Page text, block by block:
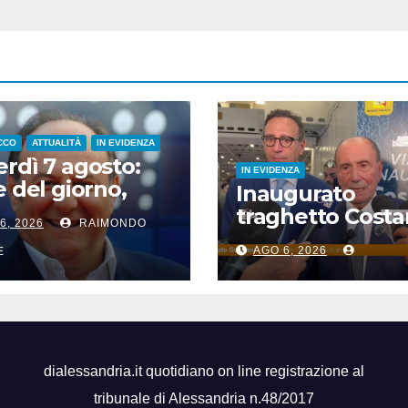
ATTUALITÀ IN EVIDENZA
7 agosto:
del giorno,
del giorno, nati
accadde
2026 RAIMONDO
IN EVIDENZA
Inaugurato
traghetto
di Sicilia,
“Mantenuto
impegni presi”
AGO 6, 2026
dialessandria.it quotidiano on line registrazione al
tribunale di Alessandria n.48/2017